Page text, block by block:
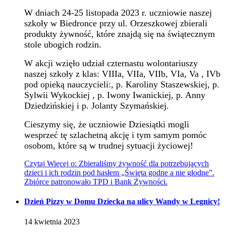
W dniach 24-25 listopada 2023 r. uczniowie naszej
szkoły w Biedronce przy ul. Orzeszkowej zbierali
produkty żywność, które znajdą się na świątecznym
stole ubogich rodzin.
W akcji wzięło udział czternastu wolontariuszy
naszej szkoły z klas: VIIIa, VIIa, VIIb, VIa, Va , IVb
pod opieką nauczycieli:, p. Karoliny Staszewskiej, p.
Sylwii Wykockiej , p. Iwony Iwanickiej, p. Anny
Dziedzińskiej i p. Jolanty Szymańskiej.
Cieszymy się, że uczniowie Dziesiątki mogli
wesprzeć tę szlachetną akcję i tym samym pomóc
osobom, które są w trudnej sytuacji życiowej!
Czytaj Więcej o: Zbieraliśmy żywność dla potrzebujących
dzieci i ich rodzin pod hasłem „Święta godne a nie głodne”.
Zbiórce patronowało TPD i Bank Żywności.
Dzień Pizzy w Domu Dziecka na ulicy Wandy w Legnicy!
14 kwietnia 2023